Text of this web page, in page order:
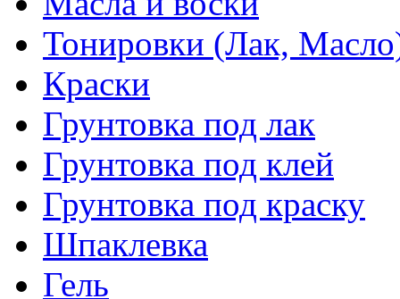
Тонировки (Лак,
Краски
Грунтовка под лак
Грунтовка под клей
Грунтовка под краску
Шпаклевка
Гель